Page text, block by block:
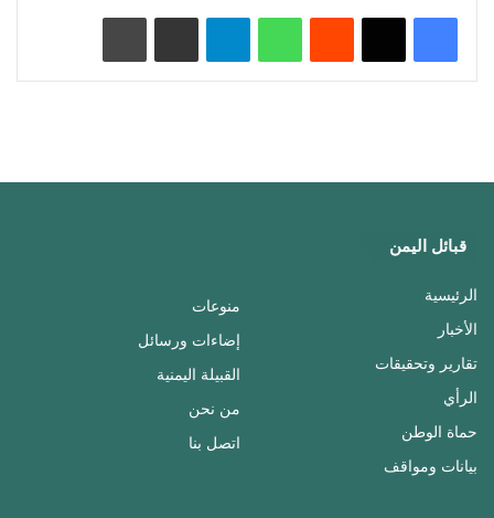
واتساب تيلقرام
قبائل اليمن
الرئيسية
الأخبار
تقارير وتحقيقات
الرأي
حماة الوطن
بيانات ومواقف
منوعات
إضاءات ورسائل
القبيلة اليمنية
من نحن
اتصل بنا